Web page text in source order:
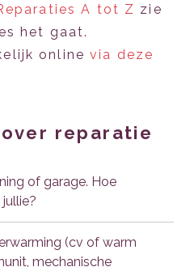
A tot Z zie
het gaat.
onlinevia deze
mechanische